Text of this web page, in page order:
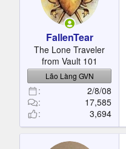
FallenTear
The Lone Traveler
from Vault 101
Lão Làng GVN
2/8/08
17,585
3,694